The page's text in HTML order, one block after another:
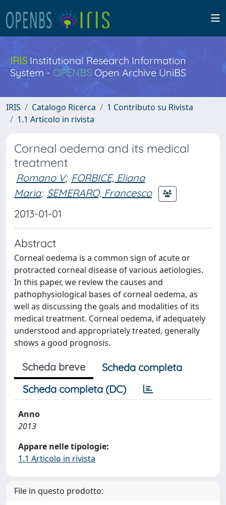
IRISInstitutional Research Information
System - OPENBS Open Archive UniBS
IRIS Catalogo Ricerca
1 Contributo su Rivista
1.1 Articolo in rivista
Corneal oedema and its medical
treatment
Romano V; FORBICE, Eliana
Maria; SEMERARO, Francesco
2013-01-01
Abstract
Corneal oedema is a common sign of acute or
protracted corneal disease of various aetiologies.
In this paper, we review the causes and
pathophysiological bases of corneal oedema, as
well as discussing the goals and modalities of its
medical treatment. Corneal oedema, if adequately
understood and appropriately treated, generally
shows a good prognosis.
Scheda breve
Scheda completa
Scheda completa (DC)
Anno
2013
Appare nelle tipologie:
1.1 Articolo in rivista
File in questo prodotto: